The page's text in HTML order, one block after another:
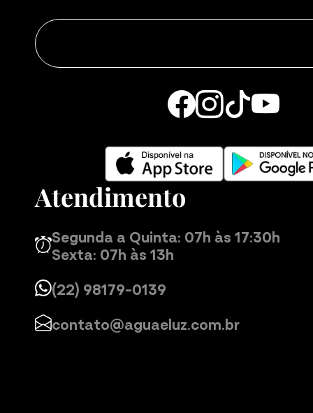
Atendimento
Segunda a Quinta: 07h às 17:30h
Sexta: 07h às 13h
(22) 98179-0139
contato@aguaeluz.com.br